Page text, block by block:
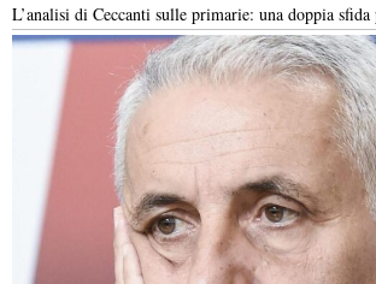
L’analisi di Ceccanti sulle primarie: una doppia